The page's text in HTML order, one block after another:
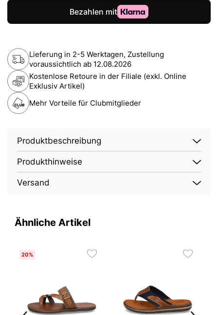
Lieferung in 2-5 Werktagen, Zustellung
voraussichtlich ab 12.08.2026
Kostenlose Retoure in der Filiale (exkl. Online
Exklusiv Artikel)
Mehr Vorteile für Clubmitglieder
Produktbeschreibung
Produkthinweise
Versand
Ähnliche Artikel
20%